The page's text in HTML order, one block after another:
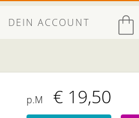
DEIN ACCOUNT
p.M € 19,50